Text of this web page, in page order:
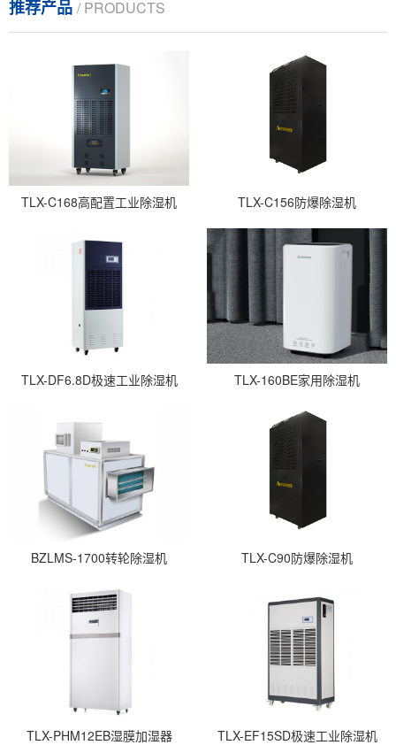
推荐产品 / PRODUCTS
TLX-C168高配置工业除湿机 TLX-C156防爆除湿机
TLX-DF6.8D极速工业除湿机 TLX-160BE家用除湿机
BZLMS-1700转轮除湿机 TLX-C90防爆除湿机
TLX-PHM12EB湿膜加湿器 TLX-EF15SD极速工业除湿机